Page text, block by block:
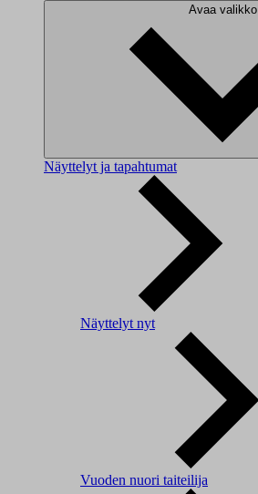
Avaa valikko
Näyttelyt ja tapahtumat
Näyttelyt nyt
Vuoden nuori taiteilija